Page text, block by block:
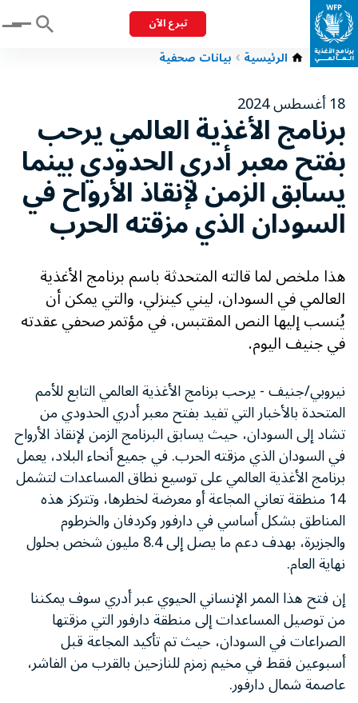
تبرع الآن Menu
الرئيسية بيانات صحفية
18 أغسطس 2024
برنامج الأغذية العالمي يرحب
بفتح معبر أدري الحدودي بينما
يسابق الزمن لإنقاذ الأرواح في
السودان الذي مزقته الحرب
هذا ملخص لما قالته المتحدثة باسم برنامج الأغذية
العالمي في السودان، ليني كينزلي، والتي يمكن أن
يُنسب إليها النص المقتبس، في مؤتمر صحفي عقدته
في جنيف اليوم.
نيروبي/جنيف - يرحب برنامج الأغذية العالمي التابع للأمم
المتحدة بالأخبار التي تفيد بفتح معبر أدري الحدودي من
تشاد إلى السودان، حيث يسابق البرنامج الزمن لإنقاذ الأرواح
في السودان الذي مزقته الحرب. في جميع أنحاء البلاد، يعمل
برنامج الأغذية العالمي على توسيع نطاق المساعدات لتشمل
14 منطقة تعاني المجاعة أو معرضة لخطرها، وتتركز هذه
المناطق بشكل أساسي في دارفور وكردفان والخرطوم
والجزيرة، بهدف دعم ما يصل إلى 8.4 مليون شخص بحلول
نهاية العام.
إن فتح هذا الممر الإنساني الحيوي عبر أدري سوف يمكننا
من توصيل المساعدات إلى منطقة دارفور التي مزقتها
الصراعات في السودان، حيث تم تأكيد المجاعة قبل
أسبوعين فقط في مخيم زمزم للنازحين بالقرب من الفاشر،
عاصمة شمال دارفور.